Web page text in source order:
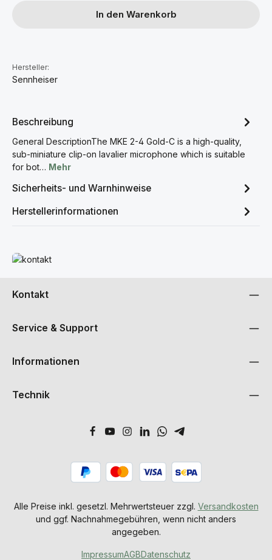
In den Warenkorb
Hersteller:
Sennheiser
Beschreibung
General DescriptionThe MKE 2-4 Gold-C is a high-quality,
sub-miniature clip-on lavalier microphone which is suitable
for bot… Mehr
Sicherheits- und Warnhinweise
Herstellerinformationen
Mehr erfahren
Kontakt
Service & Support
Informationen
Technik
Alle Preise inkl. gesetzl. Mehrwertsteuer zzgl. Versandkosten
und ggf. Nachnahmegebühren, wenn nicht anders
angegeben.
ImpressumAGBDatenschutz